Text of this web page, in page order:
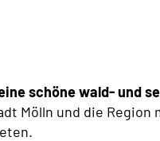
schöne wald- und
Mölln und die Region